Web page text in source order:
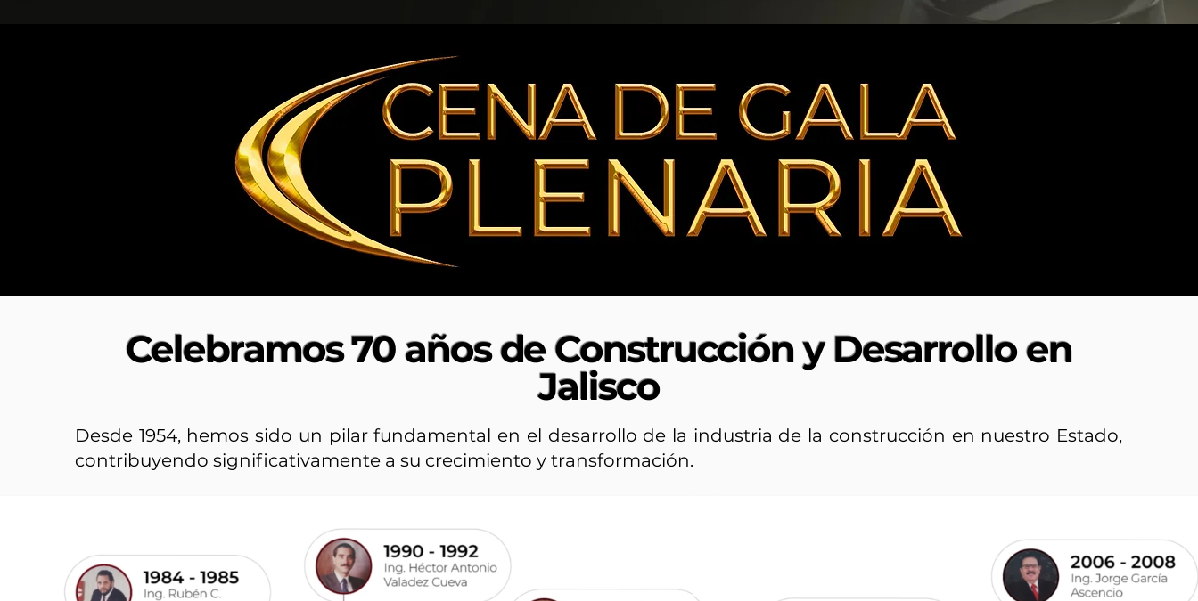
Celebramos 70 años de Construcción y Desarrollo en
Jalisco
Desde 1954, hemos sido un pilar fundamental en el desarrollo de la industria de la construcción en nuestro Estado,
contribuyendo significativamente a su crecimiento y transformación.